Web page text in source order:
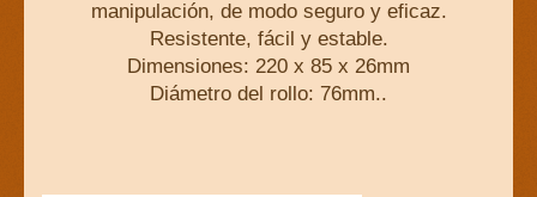
manipulación, de modo seguro y eficaz.
Resistente, fácil y estable.
Dimensiones: 220 x 85 x 26mm
Diámetro del rollo: 76mm..